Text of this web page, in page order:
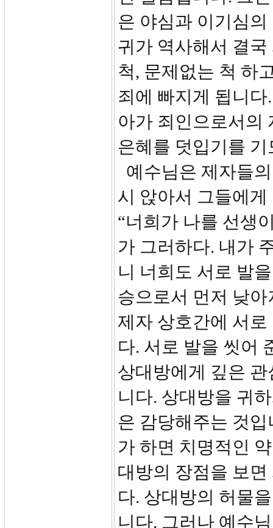
은 야심과 이기심
귀가 역사해서 결
척, 문제없는 척 하
죄에 빠지게 됩니
아가 죄인으로서의
은혜를 덧입기를
예수님은 제자들
시 앉아서 그들에
“너희가 나를 선생
가 그러하다. 내가
니 너희도 서로 발
승으로서 먼저 낮
제자 상호간에 서
다. 서로 발을 씻어
상대방에게 깊은
니다. 상대방을 귀
은 감당해주는 것
가 하면 치명적인
대방의 장점을 보
다. 상대방의 허물
니다. 그러나 예수